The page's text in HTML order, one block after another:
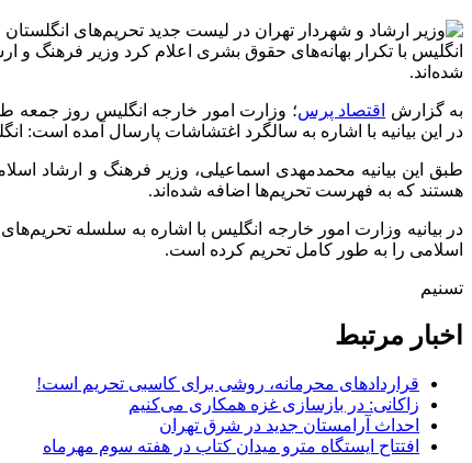
انگلیس با تکرار بهانه‌های حقوق بشری اعلام کرد وزیر فرهنگ
شده‌اند.
به گزارش اقتصاد پرس؛ وزارت امور خارجه انگلیس روز جمعه
در این بیانیه با اشاره به سالگرد اغتشاشات پارسال آمده است:
طبق این بیانیه محمدمهدی اسماعیلی، وزیر فرهنگ و ارشاد
هستند که به فهرست تحریم‌ها اضافه شده‌اند.
اسلامی را به طور کامل تحریم کرده است.
تسنیم
اخبار مرتبط
قراردادهای محرمانه‌، روشی برای کاسبی تحریم است!
زاکانی: در بازسازی غزه همکاری می‌کنیم
احداث آرامستان جدید در شرق تهران
افتتاح ایستگاه مترو میدان کتاب در هفته سوم مهرماه